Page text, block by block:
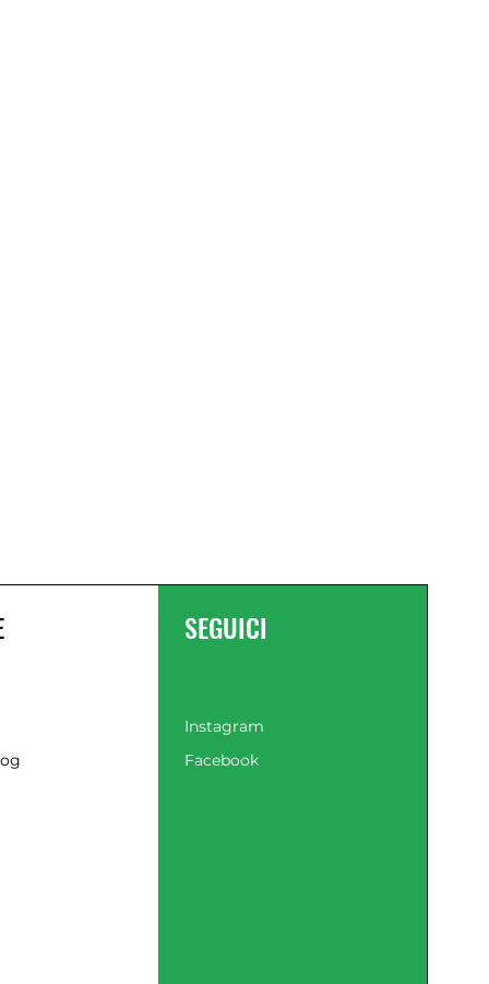
SEGUICI
Instagram
Facebook